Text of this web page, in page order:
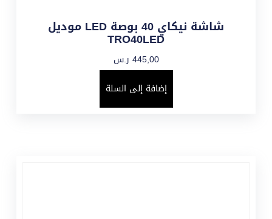
شاشة نيكاي 40 بوصة LED موديل
TRO40LED
445,00 ر.س
إضافة إلى السلة